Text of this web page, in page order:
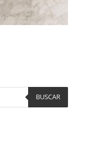
BUSCAR